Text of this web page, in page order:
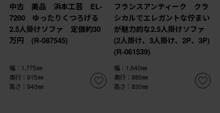
中古 美品 浜本工芸 EL-
7200 ゆったりくつろげる
2.5人掛けソファ 定価約30
万円 (R-087545)
幅：1,775㎜
奥行：915㎜
高さ：940㎜
フランスアンティーク クラ
シカルでエレガントな佇まい
が魅力的な2.5人掛けソファ
(2人掛け、3人掛け、2P、3P)
(R-061539)
幅：1,640㎜
奥行：880㎜
高さ：830㎜